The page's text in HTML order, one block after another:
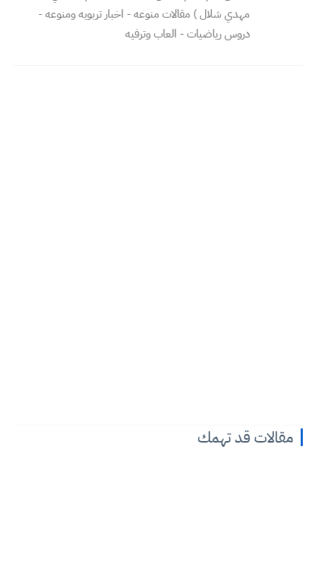
مهدي شلال ) مقالات منوعه - اخبار تربويه ومنوعه -
دروس رياضيات - العاب وترفيه
مقالات قد تهمك